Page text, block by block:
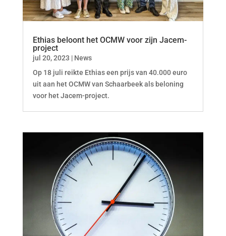
Ethias beloont het OCMW voor zijn Jacem-
project
jul 20, 2023 | News
Op 18 juli reikte Ethias een prijs van 40.000 euro
uit aan het OCMW van Schaarbeek als beloning
voor het Jacem-project.